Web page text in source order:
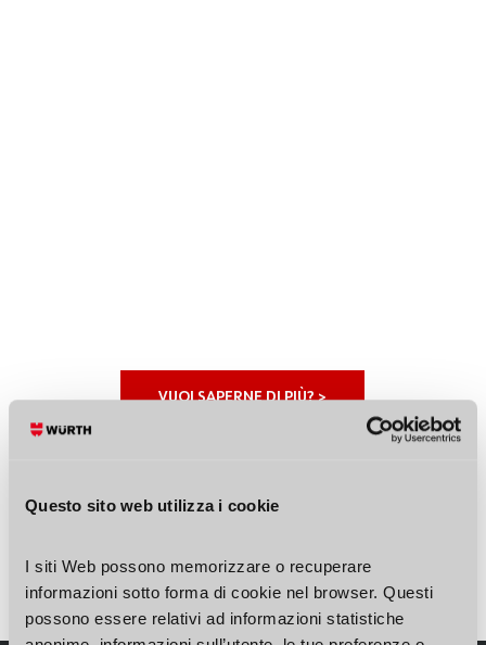
Questo sito web utilizza i cookie
I siti Web possono memorizzare o recuperare
informazioni sotto forma di cookie nel browser. Questi
possono essere relativi ad informazioni statistiche
VUOI SAPERNE DI PIÙ? >